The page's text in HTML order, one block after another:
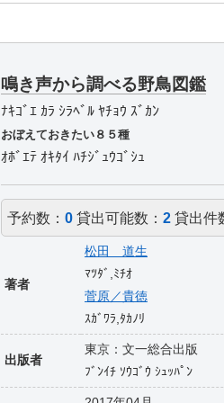
鳴き声から調べる野鳥図鑑
ﾅｷｺﾞｴ ｶﾗ ｼﾗﾍﾞﾙ ﾔﾁｮｳ ｽﾞｶﾝ
おぼえておきたい８５種
ｵﾎﾞｴﾃ ｵｷﾀｲ ﾊﾁｼﾞｭｳｺﾞｼｭ
予約数：0 貸出可能数：2 貸出件
著者
松田 道生
ﾏﾂﾀﾞ,ﾐﾁｵ
菅原／貴徳
ｽｶﾞﾜﾗ,ﾀｶﾉﾘ
出版者
東京：文一総合出版
ﾌﾞﾝｲﾁ ｿｳｺﾞｳ ｼｭｯﾊﾟﾝ